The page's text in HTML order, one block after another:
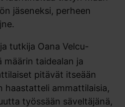
jäseneksi, perheen
tutkija Oana Velcu-
määrin taidealan ja
pitävät itseään
haastatteli ammattilaisia,
työssään säveltäjänä,